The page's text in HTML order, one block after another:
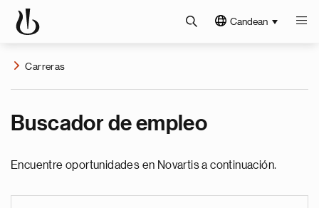
Candean
Carreras
Buscador de empleo
Encuentre oportunidades en Novartis a continuación.